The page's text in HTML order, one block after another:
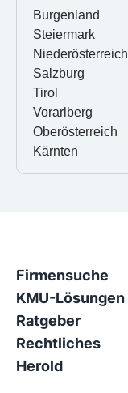
Burgenland
Steiermark
Niederösterreich
Salzburg
Tirol
Vorarlberg
Oberösterreich
Kärnten
Firmensuche
KMU-Lösungen
Ratgeber
Rechtliches
Herold